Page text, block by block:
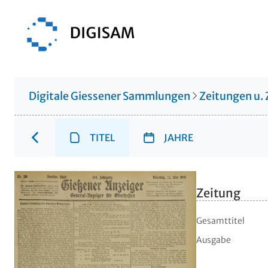
Digitale Giessener Sammlungen Zeitungen
TITEL JAHRE
Zeitung
Gesamttitel
Ausgabe